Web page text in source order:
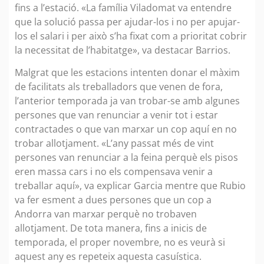
fins a l’estació. «La família Viladomat va entendre
que la solució passa per ajudar-los i no per apujar-
los el salari i per això s’ha fixat com a prioritat cobrir
la necessitat de l’habitatge», va destacar Barrios.
Malgrat que les estacions intenten donar el màxim
de facilitats als treballadors que venen de fora,
l’anterior temporada ja van trobar-se amb algunes
persones que van renunciar a venir tot i estar
contractades o que van marxar un cop aquí en no
trobar allotjament. «L’any passat més de vint
persones van renunciar a la feina perquè els pisos
eren massa cars i no els compensava venir a
treballar aquí», va explicar Garcia mentre que Rubio
va fer esment a dues persones que un cop a
Andorra van marxar perquè no trobaven
allotjament. De tota manera, fins a inicis de
temporada, el proper novembre, no es veurà si
aquest any es repeteix aquesta casuística.